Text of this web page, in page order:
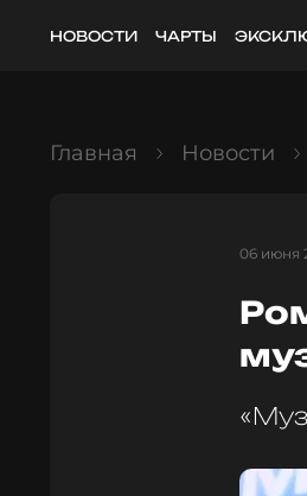
НОВОСТИ ЧАРТЫ
Главная Новости
06 июня